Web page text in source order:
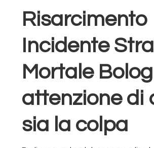
Risarcimento
Incidente
Mortale
attenzione di
sia la colpa